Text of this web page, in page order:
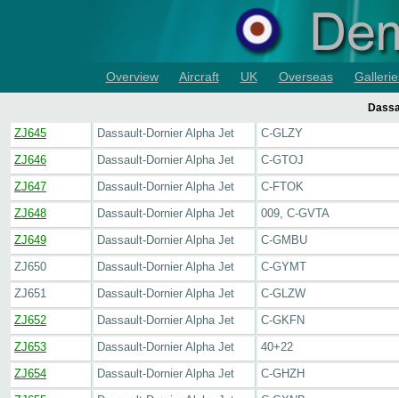
Overview Aircraft UK Overseas
ZJ645 Dassault-Dornier Alpha Jet
C-GLZY
ZJ646
Dassault-Dornier Alpha Jet
C-GTOJ
ZJ647
Dassault-Dornier Alpha Jet
C-FTOK
ZJ648
Dassault-Dornier Alpha Jet
009, C-GVTA
ZJ649
Dassault-Dornier Alpha Jet
C-GMBU
ZJ650
Dassault-Dornier Alpha Jet
C-GYMT
ZJ651
Dassault-Dornier Alpha Jet
C-GLZW
ZJ652
Dassault-Dornier Alpha Jet
C-GKFN
ZJ653
Dassault-Dornier Alpha Jet
40+22
ZJ654
Dassault-Dornier Alpha Jet
C-GHZH